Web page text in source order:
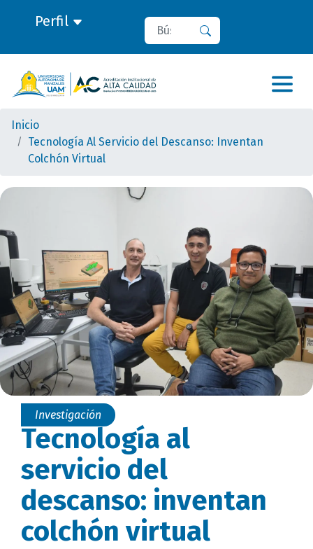
Perfil Buscar
Inicio
Tecnología Al Servicio del Descanso: Inventan
Colchón Virtual
Investigación
Tecnología al
servicio del
descanso: inventan
colchón virtual